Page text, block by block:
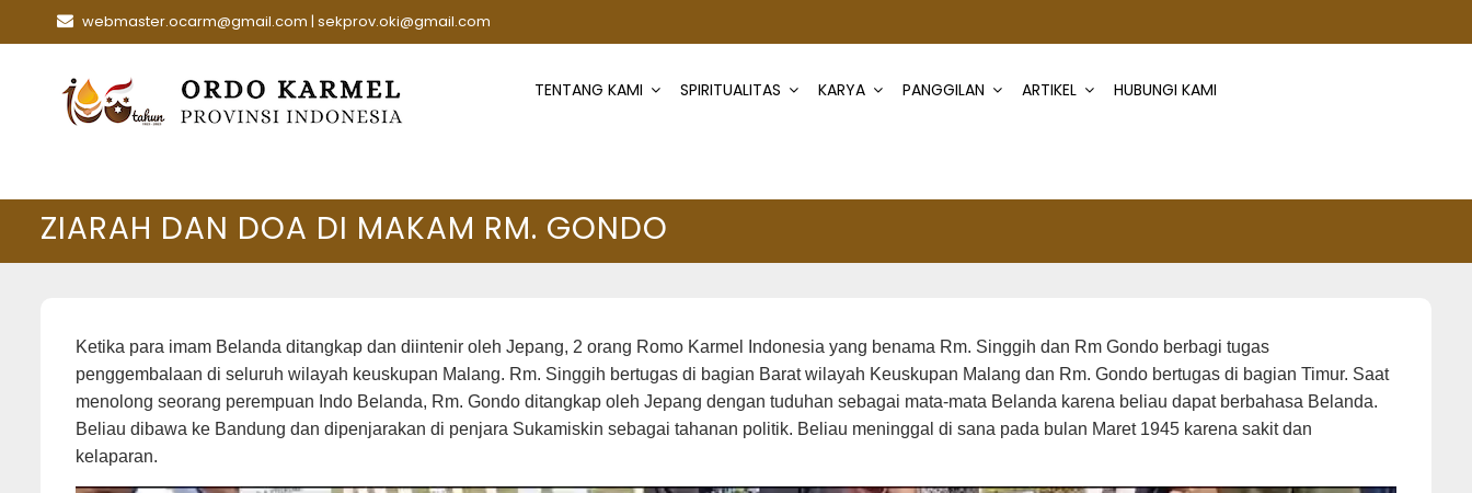
to
webmaster.ocarm@gmail.com | sekprov.oki@gmail.com
TENTANG KAMI SPIRITUALITAS KARYA PANGGILAN ARTIKEL HUBUNGI KAMI
ZIARAH DAN DOA DI MAKAM RM. GONDO
Ketika para imam Belanda ditangkap dan diintenir oleh Jepang, 2 orang Romo Karmel Indonesia yang benama Rm. Singgih dan Rm Gondo berbagi tugas
penggembalaan di seluruh wilayah keuskupan Malang. Rm. Singgih bertugas di bagian Barat wilayah Keuskupan Malang dan Rm. Gondo bertugas di bagian Timur. Saat
menolong seorang perempuan Indo Belanda, Rm. Gondo ditangkap oleh Jepang dengan tuduhan sebagai mata-mata Belanda karena beliau dapat berbahasa Belanda.
Beliau dibawa ke Bandung dan dipenjarakan di penjara Sukamiskin sebagai tahanan politik. Beliau meninggal di sana pada bulan Maret 1945 karena sakit dan
kelaparan.